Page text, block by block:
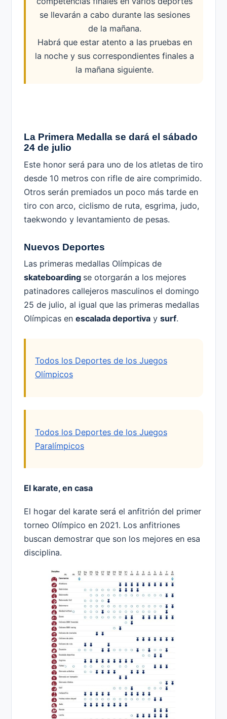
se llevarán a cabo durante las sesiones
de la mañana.
Habrá que estar atento a las pruebas en
la noche y sus correspondientes finales a
la mañana siguiente.
La Primera Medalla se dará el sábado
24 de julio
Este honor será para uno de los atletas de tiro
desde 10 metros con rifle de aire comprimido.
Otros serán premiados un poco más tarde en
tiro con arco, ciclismo de ruta, esgrima, judo,
taekwondo y levantamiento de pesas.
Nuevos Deportes
Las primeras medallas Olímpicas de
skateboarding se otorgarán a los mejores
patinadores callejeros masculinos el domingo
25 de julio, al igual que las primeras medallas
Olímpicas en escalada deportiva y surf.
Todos los Deportes de los Juegos
Olímpicos
Todos los Deportes de los Juegos
Paralímpicos
El karate, en casa
El hogar del karate será el anfitrión del primer
torneo Olímpico en 2021. Los anfitriones
buscan demostrar que son los mejores en esa
disciplina.